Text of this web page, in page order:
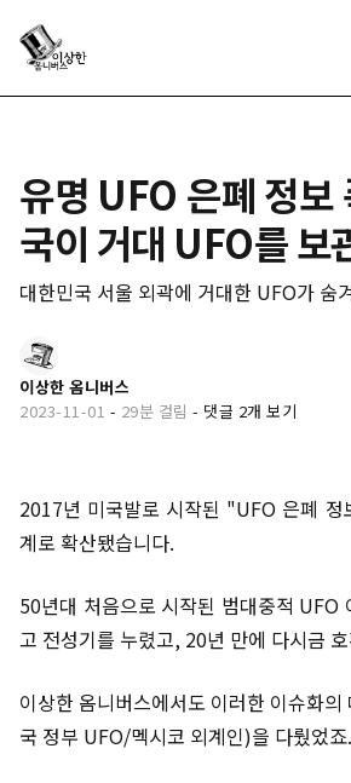
유명 UFO 은폐 정
국이 거대 UFO를 보
대한민국 서울 외곽에 거대한 UFO가 숨
이상한 옴니버스
2023-11-01 - 29분 걸림 - 댓글 2개 보기
2017년 미국발로 시작된 "UFO 은폐
계로 확산됐습니다.
50년대 처음으로 시작된 범대중적 UFO
고 전성기를 누렸고, 20년 만에 다시금
이상한 옴니버스에서도 이러한 이슈화
국 정부 UFO/멕시코 외계인)을 다뤘었죠.